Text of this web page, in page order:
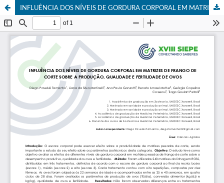
INFLUÊNCIA DOS NÍVEIS DE GORDURA CORPORAL EM MATRIZES DE FRANGO DE CORTE SOBRE A PRODUÇÃO, QUALIDADE E FERTILIDADE DE OVOS